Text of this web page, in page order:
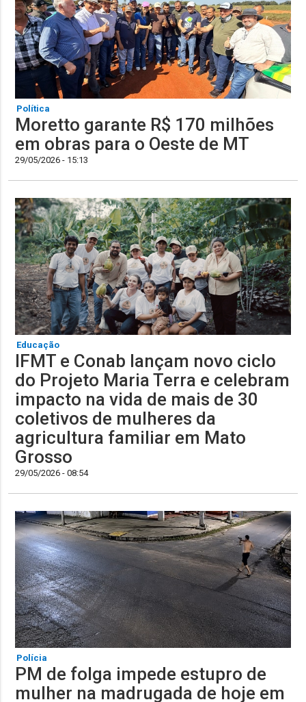
Política
Moretto garante R$ 170 milhões
em obras para o Oeste de MT
29/05/2026 - 15:13
Educação
IFMT e Conab lançam novo ciclo
do Projeto Maria Terra e celebram
impacto na vida de mais de 30
coletivos de mulheres da
agricultura familiar em Mato
Grosso
29/05/2026 - 08:54
Polícia
PM de folga impede estupro de
mulher na madrugada de hoje em